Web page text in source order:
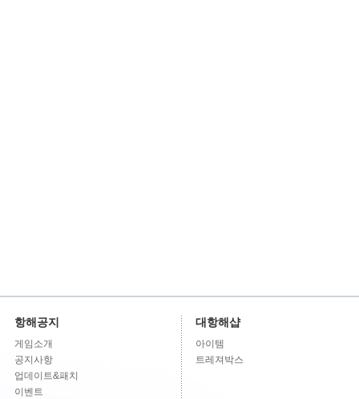
항해공지
게임소개
공지사항
업데이트&패치
이벤트
대항해샵
아이템
트레져박스